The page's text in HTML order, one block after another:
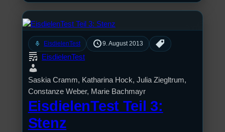
mic EisdielenTest 9. August 2013
EisdielenTest
Saskia Cramm, Katharina Hock, Julia Ziegltrum,
Constanze Weber, Marie Bachmayr
EisdielenTest Teil 3:
Stenz